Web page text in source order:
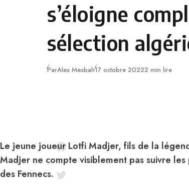
s’éloigne
sélection
ParAlex MesbahPublié
17 octobre 20222 min lire
Le jeune joueur Lotfi Madjer, fils de la
Madjer ne compte visiblement pas suivre
des Fennecs.